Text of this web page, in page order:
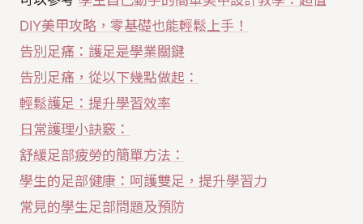
DIY美甲攻略，零基礎也能輕鬆上手！
告別足痛：護足是學業關鍵
告別足痛，從以下幾點做起：
輕鬆護足：提升學習效率
日常護理小訣竅：
舒緩足部疲勞的簡單方法：
學生的足部健康：呵護雙足，提升學習力
常見的學生足部問題及預防